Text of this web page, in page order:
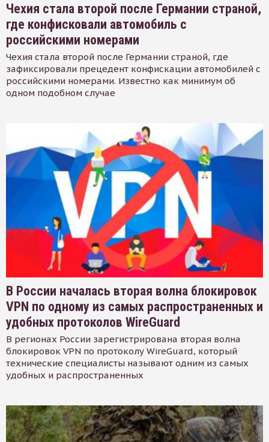
Чехия стала второй после Германии страной,
где конфисковали автомобиль с
российскими номерами
Чехия стала второй после Германии страной, где
зафиксировали прецедент конфискации автомобилей с
российскими номерами. Известно как минимум об
одном подобном случае
В России началась вторая волна блокировок
VPN по одному из самых распространенных и
удобных протоколов WireGuard
В регионах России зарегистрирована вторая волна
блокировок VPN по протоколу WireGuard, который
технические специалисты называют одним из самых
удобных и распространенных